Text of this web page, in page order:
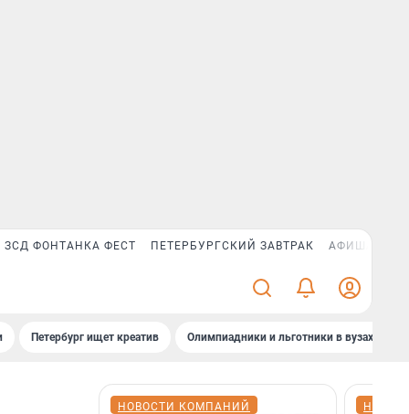
ЗСД ФОНТАНКА ФЕСТ ПЕТЕРБУРГСКИЙ ЗАВТРАК АФИША PLUS
Петербург ищет креатив Олимпиадники и льготники в вузах СПб
НОВОСТИ КОМПАНИЙ